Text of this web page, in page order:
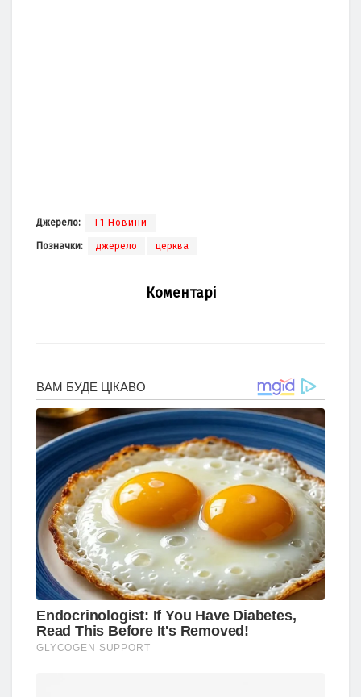
Джерело: Т1 Новини
Позначки: джерело церква
Коментарі